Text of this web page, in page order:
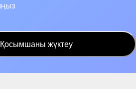
Қосымшаны жүктеу